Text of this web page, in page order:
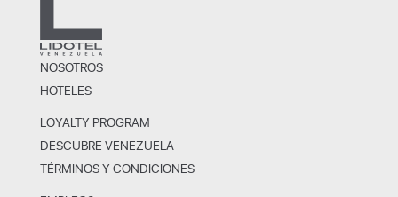
NOSOTROS
HOTELES
LOYALTY PROGRAM
DESCUBRE VENEZUELA
TÉRMINOS Y CONDICIONES